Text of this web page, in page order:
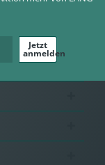
Jetzt
anmelden